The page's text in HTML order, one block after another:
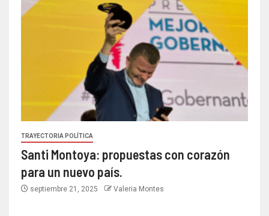
TRAYECTORIA POLÍTICA
Santi Montoya: propuestas con corazón
para un nuevo país.
septiembre 21, 2025 Valeria Montes